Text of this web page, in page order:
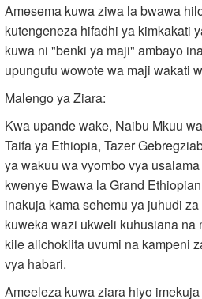
Amesema kuwa ziwa la bwawa
kutengeneza hifadhi ya kimkakati
kuwa ni "benki ya maji" ambayo
upungufu wowote wa maji wakati
Malengo ya Ziara:
Kwa upande wake, Naibu Mkuu
Taifa ya Ethiopia, Tazer
ya wakuu wa vyombo vya
kwenye Bwawa la Grand
inakuja kama sehemu ya juhudi
kuweka wazi ukweli kuhusiana na
kile alichokiita uvumi na kampeni
vya habari.
Ameeleza kuwa ziara hiyo